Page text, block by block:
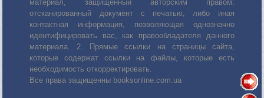
материал, защищённый авторским правом:
отсканированный документ с печатью, либо иная
контактная информация, позволяющая однозначно
идентифицировать вас, как правообладателя данного
материала. 2. Прямые ссылки на страницы сайта,
которые содержат ссылки на файлы, которые есть
необходимость откорректировать.
Все права защищенны booksonline.com.ua